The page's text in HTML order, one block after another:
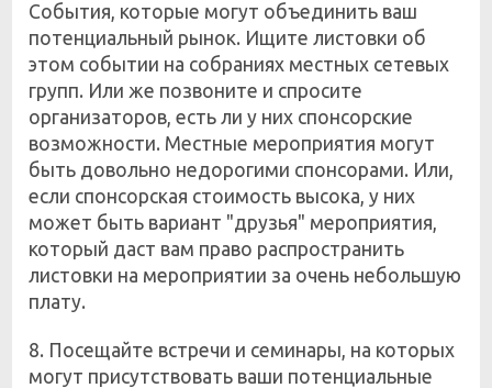
События, которые могут объединить ваш
потенциальный рынок. Ищите листовки об
этом событии на собраниях местных сетевых
групп. Или же позвоните и спросите
организаторов, есть ли у них спонсорские
возможности. Местные мероприятия могут
быть довольно недорогими спонсорами. Или,
если спонсорская стоимость высока, у них
может быть вариант "друзья" мероприятия,
который даст вам право распространить
листовки на мероприятии за очень небольшую
плату.
8. Посещайте встречи и семинары, на которых
могут присутствовать ваши потенциальные